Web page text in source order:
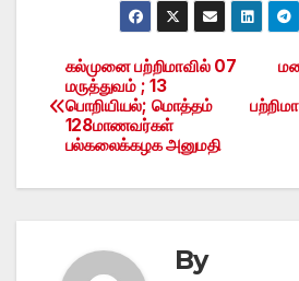
Post
navigation
கல்முனை பற்றிமாவில் 07
மருத்துவம் ; 13
பொறியியல்; மொத்தம்
128மாணவர்கள்
பல்கலைக்கழக அனுமதி
By